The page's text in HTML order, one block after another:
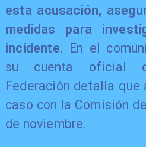
esta acusación,
medidas para
incidente. En el
su cuenta oficial
Federación detalla que
caso con la Comisión
de noviembre.